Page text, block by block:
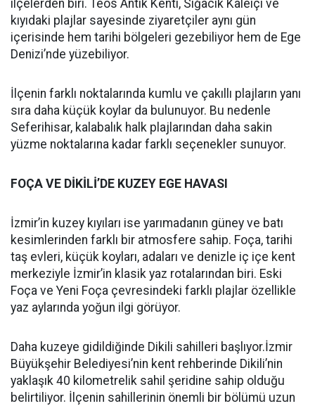
ilçelerden biri. Teos Antik Kenti, Sığacık Kaleiçi ve
kıyıdaki plajlar sayesinde ziyaretçiler aynı gün
içerisinde hem tarihi bölgeleri gezebiliyor hem de Ege
Denizi’nde yüzebiliyor.
İlçenin farklı noktalarında kumlu ve çakıllı plajların yanı
sıra daha küçük koylar da bulunuyor. Bu nedenle
Seferihisar, kalabalık halk plajlarından daha sakin
yüzme noktalarına kadar farklı seçenekler sunuyor.
FOÇA VE DİKİLİ’DE KUZEY EGE HAVASI
İzmir’in kuzey kıyıları ise yarımadanın güney ve batı
kesimlerinden farklı bir atmosfere sahip. Foça, tarihi
taş evleri, küçük koyları, adaları ve denizle iç içe kent
merkeziyle İzmir’in klasik yaz rotalarından biri. Eski
Foça ve Yeni Foça çevresindeki farklı plajlar özellikle
yaz aylarında yoğun ilgi görüyor.
Daha kuzeye gidildiğinde Dikili sahilleri başlıyor.İzmir
Büyükşehir Belediyesi’nin kent rehberinde Dikili’nin
yaklaşık 40 kilometrelik sahil şeridine sahip olduğu
belirtiliyor. İlçenin sahillerinin önemli bir bölümü uzun